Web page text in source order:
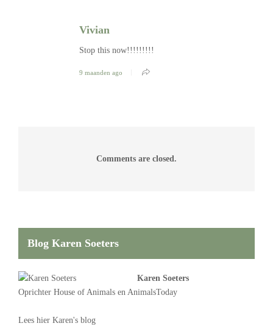
Vivian
Stop this now!!!!!!!!!
9 maanden ago
Comments are closed.
Blog Karen Soeters
Karen Soeters
Oprichter House of Animals en AnimalsToday
Lees hier Karen's blog